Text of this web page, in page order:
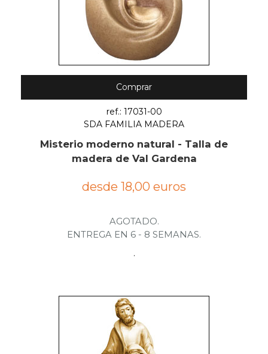
Comprar
ref.: 17031-00
SDA FAMILIA MADERA
Misterio moderno natural - Talla de
madera de Val Gardena
desde 18,00 euros
AGOTADO.
ENTREGA EN 6 - 8 SEMANAS.
.